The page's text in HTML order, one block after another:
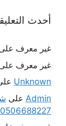
أحدث
غير معرف
غير معرف
Unknown
Admin على
0506688227